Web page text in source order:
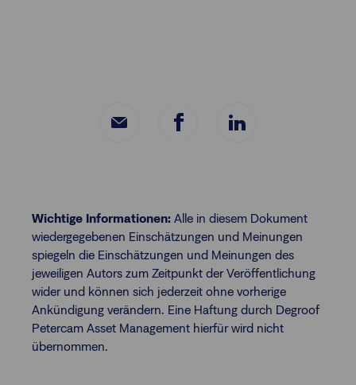
Wichtige Informationen: Alle in diesem Dokument
wiedergegebenen Einschätzungen und Meinungen
spiegeln die Einschätzungen und Meinungen des
jeweiligen Autors zum Zeitpunkt der Veröffentlichung
wider und können sich jederzeit ohne vorherige
Ankündigung verändern. Eine Haftung durch Degroof
Petercam Asset Management hierfür wird nicht
übernommen.